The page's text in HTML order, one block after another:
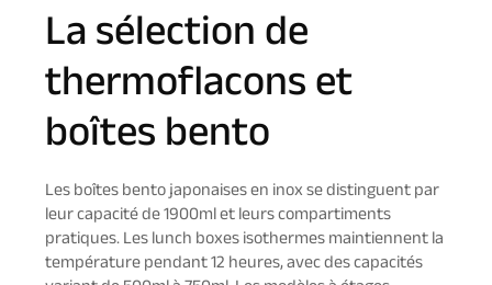
La sélection de
thermoflacons et
boîtes bento
Les boîtes bento japonaises en inox se distinguent par
leur capacité de 1900ml et leurs compartiments
pratiques. Les lunch boxes isothermes maintiennent la
température pendant 12 heures, avec des capacités